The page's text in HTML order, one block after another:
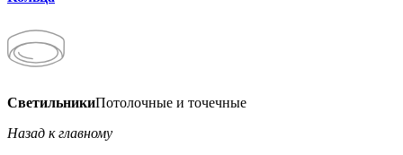
СветильникиПотолочные и точечные
Назад к главному